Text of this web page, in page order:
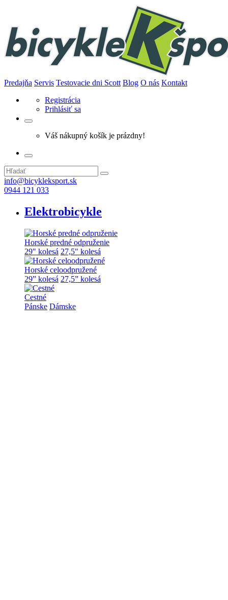
Predajňa Servis Testovacie dni Scott Blog O nás Kontakt
Registrácia
Prihlásiť sa
Váš nákupný košík je prázdny!
info@bicykleksport.sk
0944 121 033
Elektrobicykle
Horské predné odpruženie
29" kolesá 27,5" kolesá
Horské celoodpružené
29” kolesá 27,5” kolesá
Cestné
Pánske Dámske